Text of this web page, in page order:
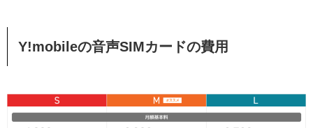
Y!mobileの音声SIMカードの費用